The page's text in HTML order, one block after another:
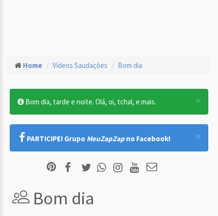
Home Vídeos Saudações Bom dia
×
Bom dia, tarde e noite. Olá, oi, tchal, e mais.
×
PARTICIPE! Grupo MeuZapZap no Facebook!
Bom dia